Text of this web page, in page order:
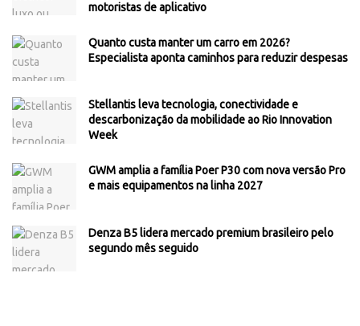
motoristas de aplicativo
Quanto custa manter um carro em 2026?
Especialista aponta caminhos para reduzir despesas
Stellantis leva tecnologia, conectividade e
descarbonização da mobilidade ao Rio Innovation
Week
GWM amplia a família Poer P30 com nova versão Pro
e mais equipamentos na linha 2027
Denza B5 lidera mercado premium brasileiro pelo
segundo mês seguido